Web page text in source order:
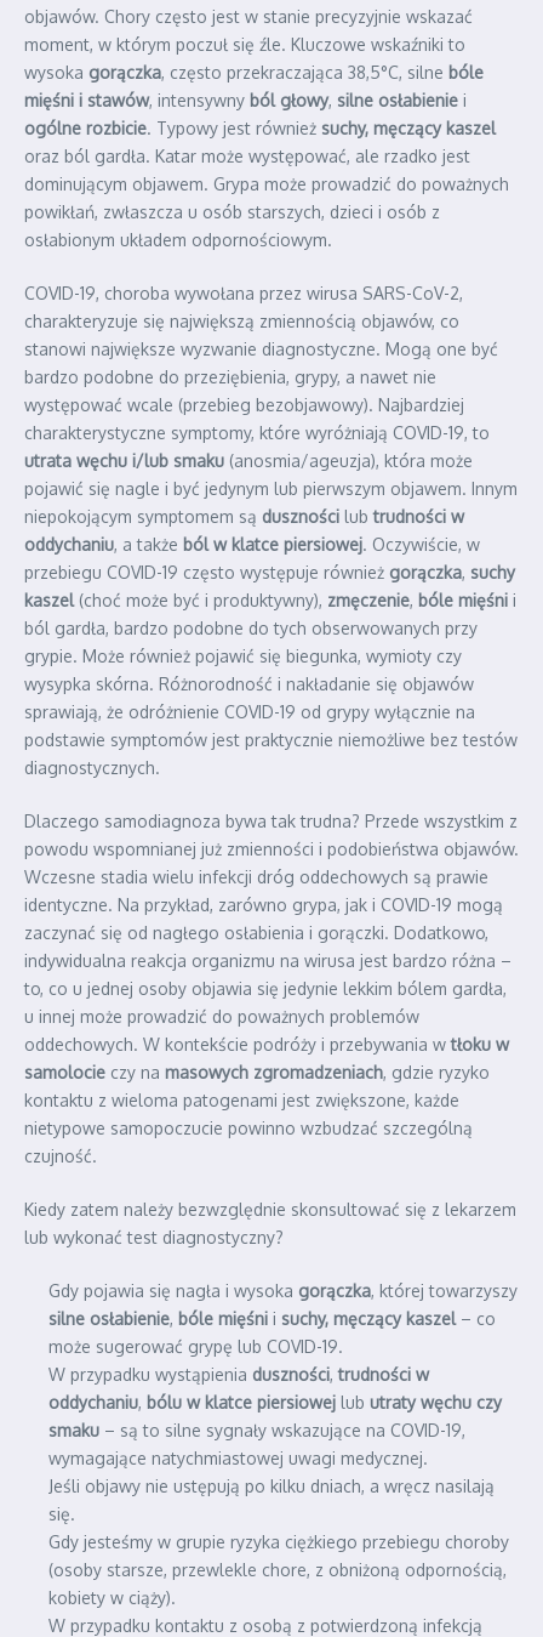
objawów. Chory często jest w stanie precyzyjnie wskazać
moment, w którym poczuł się źle. Kluczowe wskaźniki to
wysoka gorączka, często przekraczająca 38,5°C, silne bóle
mięśni i stawów, intensywny ból głowy, silne osłabienie i
ogólne rozbicie. Typowy jest również suchy, męczący kaszel
oraz ból gardła. Katar może występować, ale rzadko jest
dominującym objawem. Grypa może prowadzić do poważnych
powikłań, zwłaszcza u osób starszych, dzieci i osób z
osłabionym układem odpornościowym.
COVID-19, choroba wywołana przez wirusa SARS-CoV-2,
charakteryzuje się największą zmiennością objawów, co
stanowi największe wyzwanie diagnostyczne. Mogą one być
bardzo podobne do przeziębienia, grypy, a nawet nie
występować wcale (przebieg bezobjawowy). Najbardziej
charakterystyczne symptomy, które wyróżniają COVID-19, to
utrata węchu i/lub smaku (anosmia/ageuzja), która może
pojawić się nagle i być jedynym lub pierwszym objawem. Innym
niepokojącym symptomem są duszności lubtrudności w
oddychaniu, a także ból w klatce piersiowej. Oczywiście, w
przebiegu COVID-19 często występuje również gorączka, suchy
kaszel(choć może być i produktywny), zmęczenie, bóle mięśni i
ból gardła, bardzo podobne do tych obserwowanych przy
grypie. Może również pojawić się biegunka, wymioty czy
wysypka skórna. Różnorodność i nakładanie się objawów
sprawiają, że odróżnienie COVID-19 od grypy wyłącznie na
podstawie symptomów jest praktycznie niemożliwe bez testów
diagnostycznych.
Dlaczego samodiagnoza bywa tak trudna? Przede wszystkim z
powodu wspomnianej już zmienności i podobieństwa objawów.
Wczesne stadia wielu infekcji dróg oddechowych są prawie
identyczne. Na przykład, zarówno grypa, jak i COVID-19 mogą
zaczynać się od nagłego osłabienia i gorączki. Dodatkowo,
indywidualna reakcja organizmu na wirusa jest bardzo różna –
to, co u jednej osoby objawia się jedynie lekkim bólem gardła,
u innej może prowadzić do poważnych problemów
oddechowych. W kontekście podróży i przebywania wtłoku w
samolocie czy na masowych zgromadzeniach, gdzie ryzyko
kontaktu z wieloma patogenami jest zwiększone, każde
nietypowe samopoczucie powinno wzbudzać szczególną
czujność.
Kiedy zatem należy bezwzględnie skonsultować się z lekarzem
lub wykonać test diagnostyczny?
Gdy pojawia się nagła i wysoka gorączka, której towarzyszy
silne osłabienie, bóle mięśni i suchy, męczący kaszel– co
może sugerować grypę lub COVID-19.
W przypadku wystąpienia duszności,trudności w
oddychaniu, bólu w klatce piersiowej lub utraty węchu czy
smaku – są to silne sygnały wskazujące na COVID-19,
wymagające natychmiastowej uwagi medycznej.
Jeśli objawy nie ustępują po kilku dniach, a wręcz nasilają
się.
Gdy jesteśmy w grupie ryzyka ciężkiego przebiegu choroby
(osoby starsze, przewlekle chore, z obniżoną odpornością,
kobiety w ciąży).
W przypadku kontaktu z osobą z potwierdzoną infekcją